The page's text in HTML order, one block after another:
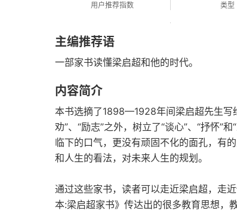
用户推荐指数 类型
字数
主编推荐语
一部家书读懂梁启超和他的时代。
内容简介
本书选摘了1898—1928年间梁启超先生写
劝”、“励志”之外，树立了“谈心”、“抒怀”
临下的口气，更没有顽固不化的面孔，有
和人生的看法，对未来人生的规划。
通过这些家书，读者可以走近梁启超，走
本:梁启超家书》传达出的很多教育思想，